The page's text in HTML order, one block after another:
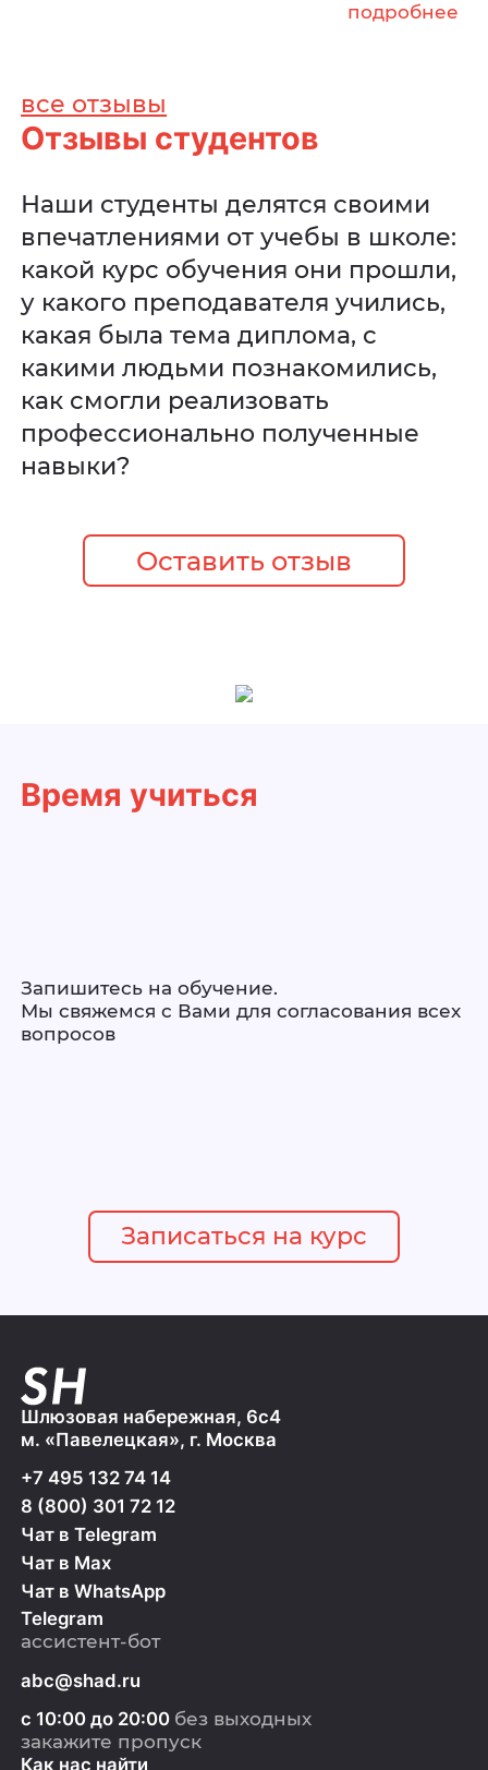
подробнее
все отзывы
Отзывы студентов
Наши студенты делятся своими
впечатлениями от учебы в школе:
какой курс обучения они прошли,
у какого преподавателя учились,
какая была тема диплома, с
какими людьми познакомились,
как смогли реализовать
профессионально полученные
навыки?
Оставить отзыв
Время учиться
Запишитесь на обучение.
Мы свяжемся с Вами для согласования всех
вопросов
Записаться на курс
Шлюзовая набережная, 6с4
м. «Павелецкая», г. Москва
+7 495 132 74 14
8 (800) 301 72 12
Чат в Telegram
Чат в Max
Чат в WhatsApp
Telegram
ассистент-бот
abc@shad.ru
с 10:00 до 20:00 без выходных
закажите пропуск
Как нас найти